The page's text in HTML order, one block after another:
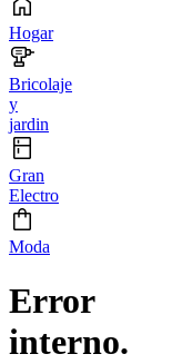
Hogar
Bricolaje
y
jardin
Gran
Electro
Moda
Error
interno.